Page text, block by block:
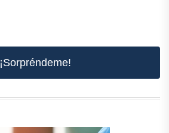
¡Sorpréndeme!